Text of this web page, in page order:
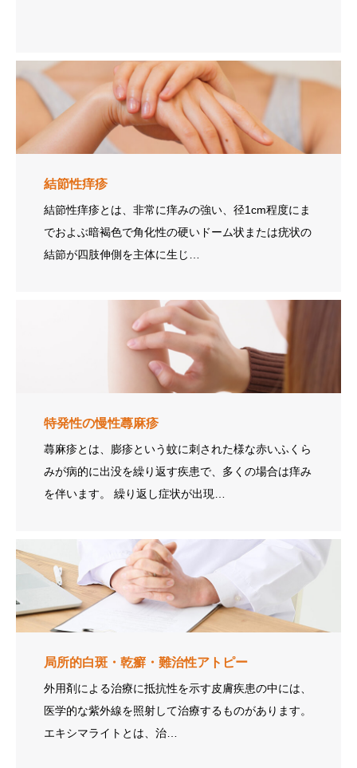
結節性痒疹
結節性痒疹とは、非常に痒みの強い、径1cm程度にま
でおよぶ暗褐色で角化性の硬いドーム状または疣状の
結節が四肢伸側を主体に生じ…
特発性の慢性蕁麻疹
蕁麻疹とは、膨疹という蚊に刺された様な赤いふくら
みが病的に出没を繰り返す疾患で、多くの場合は痒み
を伴います。 繰り返し症状が出現…
局所的白斑・乾癬・難治性アトピー
外用剤による治療に抵抗性を示す皮膚疾患の中には、
医学的な紫外線を照射して治療するものがあります。
エキシマライトとは、治…